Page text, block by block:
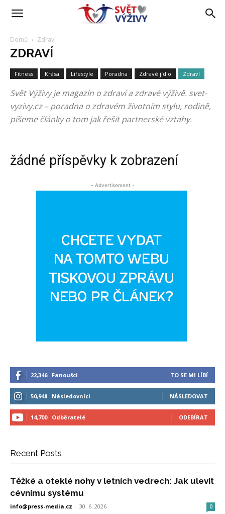
Domů Zdraví
ZDRAVÍ
Fitness Krása Lifestyle Poradna Zdravé jídlo Zdraví
Svět Výživy je magazín o zdraví a zdravé výživě. svet-
vyzivy.cz – poradna o zdravém životním stylu, rodině,
píšeme články o tom jak řešit partnerské vztahy.
žádné příspěvky k zobrazení
- Advertisement -
22,346 Fanoušci TO SE MI LÍBÍ
50,948 Následovníci NÁSLEDOVAT
14,700 Odběratelé ODEBÍRAT
Recent Posts
Těžké a oteklé nohy v letních vedrech: Jak ulevit
cévnímu systému
info@press-media.cz - 30. 6. 2026 0